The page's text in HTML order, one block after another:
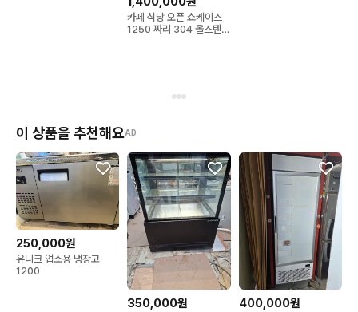
🚨 배송시 기사님 한분 배정으로
고객님 스케줄에 맞춰서 배송 일정을 잡겠습니다
🚨 직거래 가능하며
택배 발송시 착불 화물택배로 발송 가능합니다.
🔥 필독사항
설치 장소와 이동 경로의 입구 사이즈를
구매하신 제품과 비교 확인 부탁드립니다.
(사이즈로 인한 교환 / 반품시 왕복 배송비 고객님 부담 됩니다.
카페 식당 오픈 쇼케이스
1250 짜리 304 올스텐
이 상품을 추천해요AD
250,000원
유니크 업소용 냉장고
1200
350,000원 400,000원